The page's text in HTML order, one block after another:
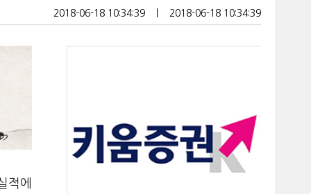
2018-06-18 10:34:39 2018-06-18 10:34:39
적에